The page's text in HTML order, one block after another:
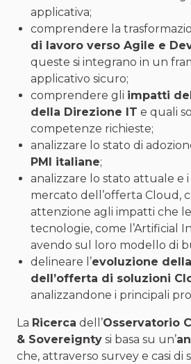
applicativa;
comprendere la
di lavoro verso Agile e
queste si integrano in un
applicativo sicuro;
comprendere gli impatti
della Direzione IT e quali
competenze richieste;
analizzare lo stato di
PMI italiane;
analizzare lo stato attuale e
mercato dell’offerta Cloud,
attenzione agli impatti che
tecnologie, come l’Artificial
avendo sul loro modello di
delineare l’evoluzione
dell’offerta di soluzioni
analizzandone i principali
La Ricerca dell’Osservatorio
& Sovereignty si basa su un’
che, attraverso survey e casi di